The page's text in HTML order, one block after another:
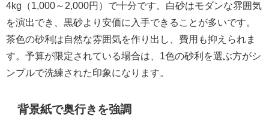
4kg（1,000～2,000円）で十分です。白砂はモダンな雰囲気
を演出でき、黒砂より安価に入手できることが多いです。
茶色の砂利は自然な雰囲気を作り出し、費用も抑えられま
す。予算が限定されている場合は、1色の砂利を選ぶ方がシ
ンプルで洗練された印象になります。
背景紙で奥行きを強調